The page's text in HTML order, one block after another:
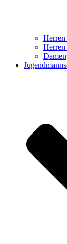
Herren
Damen